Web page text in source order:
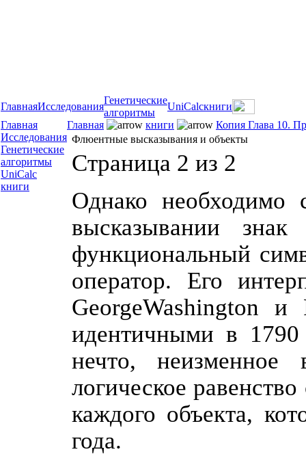
ГлавнаяИсследования
Генетические
алгоритмы
UniCalcкниги
Главная
Исследования
Генетические
алгоритмы
UniCalc
книги
Главная книги
Копия Глава 10.
Флюентные высказывания и объекты
Страница 2 из 2
Однако необходимо
высказывании
функциональный
оператор. Его
GeorgeWashington
идентичными в 1790
нечто,
логическое
каждого объекта,
года.